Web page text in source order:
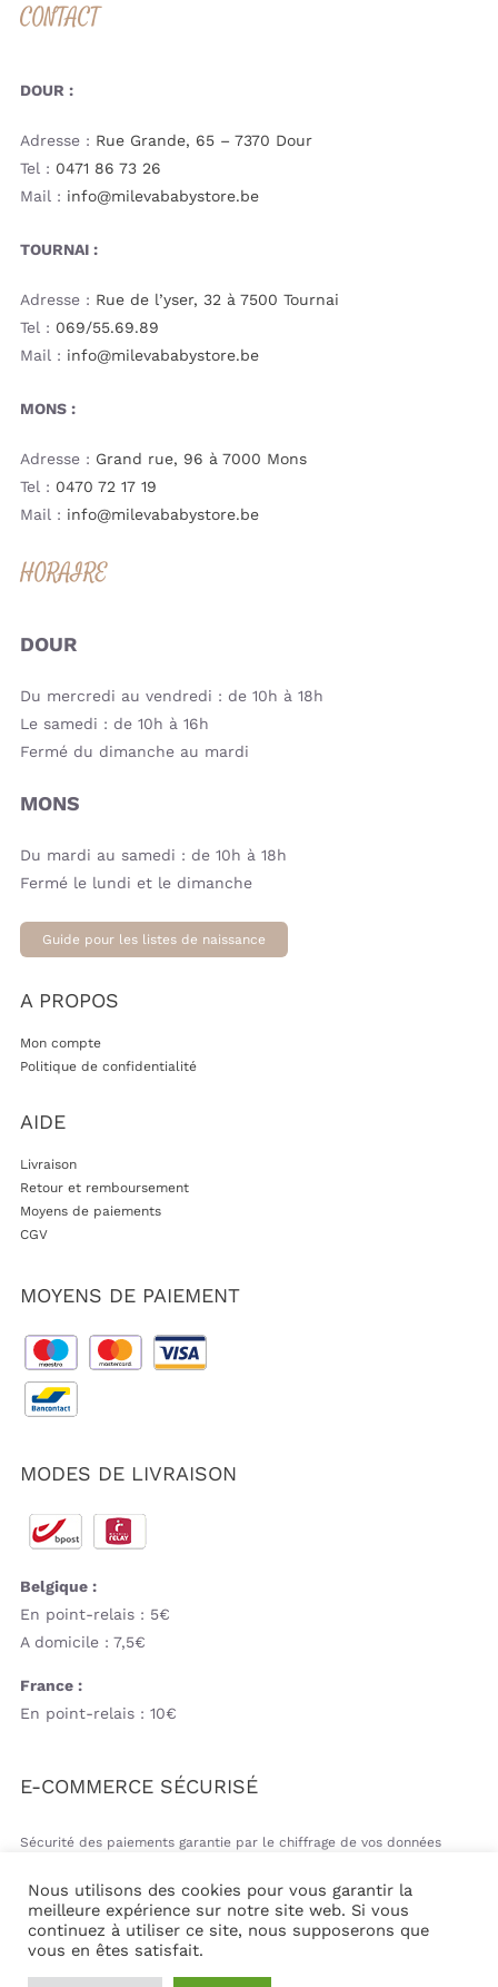
CONTACT
DOUR :
Adresse : Rue Grande, 65 – 7370 Dour
Tel : 0471 86 73 26
Mail : info@milevababystore.be
TOURNAI :
Adresse : Rue de l’yser, 32 à 7500 Tournai
Tel : 069/55.69.89
Mail : info@milevababystore.be
MONS :
Adresse : Grand rue, 96 à 7000 Mons
Tel : 0470 72 17 19
Mail : info@milevababystore.be
HORAIRE
DOUR
Du mercredi au vendredi : de 10h à 18h
Le samedi : de 10h à 16h
Fermé du dimanche au mardi
MONS
Du mardi au samedi : de 10h à 18h
Fermé le lundi et le dimanche
Guide pour les listes de naissance
A PROPOS
Mon compte
Politique de confidentialité
AIDE
Livraison
Retour et remboursement
Moyens de paiements
CGV
MOYENS DE PAIEMENT
MODES DE LIVRAISON
Belgique :
En point-relais : 5€
A domicile : 7,5€
France :
En point-relais : 10€
E-COMMERCE SÉCURISÉ
Sécurité des paiements garantie par le chiffrage de vos données
© Copyright 2026 | Mil&va Babystore All Rights Reserved
Nous utilisons des cookies pour vous garantir la
meilleure expérience sur notre site web. Si vous
continuez à utiliser ce site, nous supposerons que
vous en êtes satisfait.